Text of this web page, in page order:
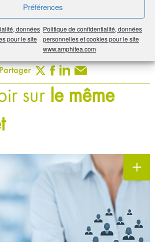
Préférences
données
pour le site
Politique de confidentialité, données
personnelles et cookies pour le site
www.amphitea.com
Imprimer
Partager
sur le même